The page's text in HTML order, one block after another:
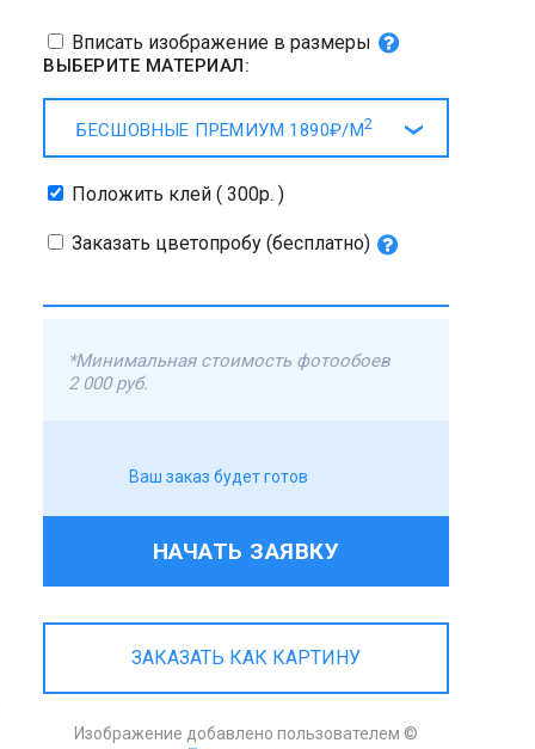
Вписать изображение в размеры
ВЫБЕРИТЕ МАТЕРИАЛ:
БЕСШОВНЫЕ ПРЕМИУМ 1890₽/М2
Положить клей ( 300р. )
Заказать цветопробу (бесплатно)
*Минимальная стоимость фотообоев
2 000 руб.
Ваш заказ будет готов
НАЧАТЬ ЗАЯВКУ
ЗАКАЗАТЬ КАК КАРТИНУ
Изображение добавлено пользователем ©